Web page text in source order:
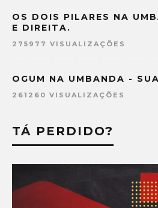
OS DOIS PILARES NA
E DIREITA.
275977 VISUALIZAÇÕES
OGUM NA UMBANDA -
261260 VISUALIZAÇÕES
TÁ PERDIDO?